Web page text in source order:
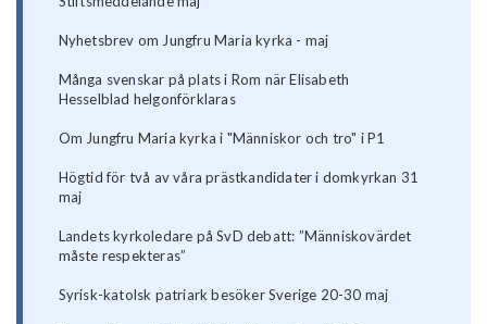
Nyhetsbrev om Jungfru Maria kyrka - maj
Många svenskar på plats i Rom när Elisabeth
Hesselblad helgonförklaras
Om Jungfru Maria kyrka i "Människor och tro" i P1
Högtid för två av våra prästkandidater i domkyrkan 31
maj
Landets kyrkoledare på SvD debatt: ”Människovärdet
måste respekteras”
Syrisk-katolsk patriark besöker Sverige 20-30 maj